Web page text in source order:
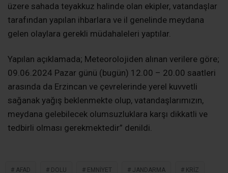
üzere sahada teyakkuz halinde olan ekipler, vatandaşlar
tarafından yapılan ihbarlara ve il genelinde meydana
gelen olaylara gerekli müdahaleleri yaptılar.
Yapılan açıklamada; Meteorolojiden alınan verilere göre;
09.06.2024 Pazar günü (bugün) 12.00 – 20.00 saatleri
arasında da Erzincan ve çevrelerinde yerel kuvvetli
sağanak yağış beklenmekte olup, vatandaşlarımızın,
meydana gelebilecek olumsuzluklara karşı dikkatli ve
tedbirli olması gerekmektedir” denildi.
AFAD DOLU EMNIYET JANDARMA KRIZ